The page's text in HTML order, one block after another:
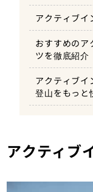
アクティブイ
②山小
③普段
性が魅
アクティ
リットと対
繊維抜
【対策
ない
引っ掛
【対策
アクティ
イツの違い
おすすめのア
ツを徹底紹介
【山旅】
ULタイツ
【山と道
【OMM
【アクシ
【ミレー
ツ
アクティブイ
登山をもっと
アクティブ